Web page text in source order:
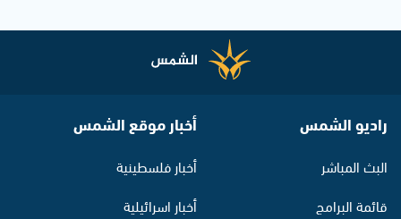
راديو الشمس
البث المباشر
قائمة البرامج
أخبار موقع الشمس
أخبار فلسطينية
أخبار اسرائيلية